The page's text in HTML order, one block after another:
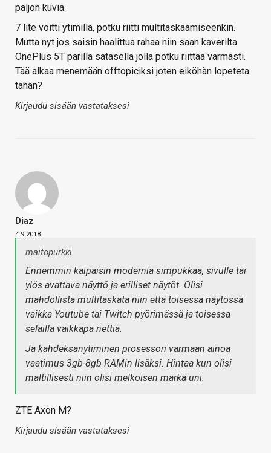
paljon kuvia.
7 lite voitti ytimillä, potku riitti multitaskaamiseenkin.
Mutta nyt jos saisin haalittua rahaa niin saan kaverilta
OnePlus 5T parilla satasella jolla potku riittää varmasti.
Tää alkaa menemään offtopiciksi joten eiköhän lopeteta
tähän?
Kirjaudu sisään vastataksesi
Diaz
4.9.2018
maitopurkki
Ennemmin kaipaisin modernia simpukkaa, sivulle tai
ylös avattava näyttö ja erilliset näytöt. Olisi
mahdollista multitaskata niin että toisessa näytössä
vaikka Youtube tai Twitch pyörimässä ja toisessa
selailla vaikkapa nettiä.
Ja kahdeksanytiminen prosessori varmaan ainoa
vaatimus 3gb-8gb RAMin lisäksi. Hintaa kun olisi
maltillisesti niin olisi melkoisen märkä uni.
ZTE Axon M?
Kirjaudu sisään vastataksesi